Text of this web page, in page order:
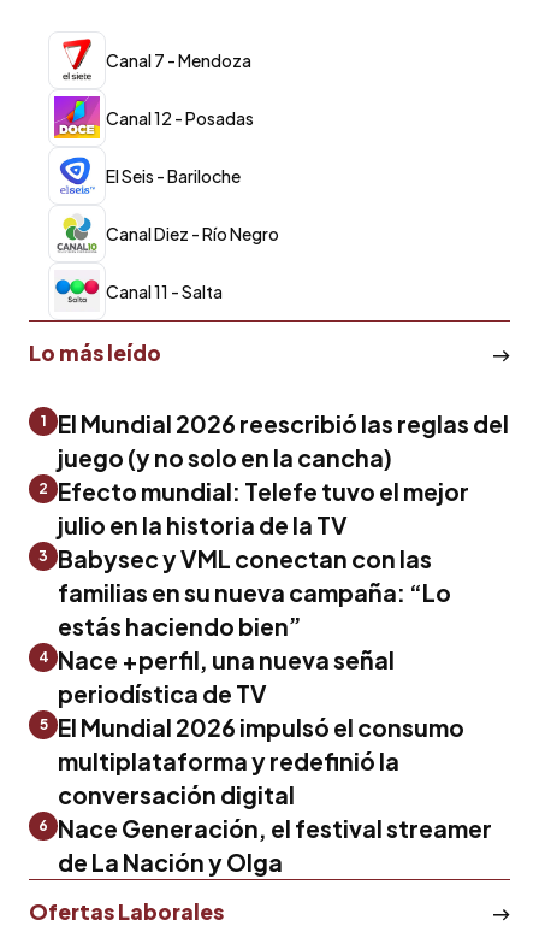
Canal 7 - Mendoza
Canal 12 - Posadas
El Seis - Bariloche
Canal Diez - Río Negro
Canal 11 - Salta
Lo más leído
1
El Mundial 2026 reescribió las reglas del
juego (y no solo en la cancha)
2
Efecto mundial: Telefe tuvo el mejor
julio en la historia de la TV
3
Babysec y VML conectan con las
familias en su nueva campaña: “Lo
estás haciendo bien”
4 Nace +perfil, una nueva señal
periodística de TV
5
El Mundial 2026 impulsó el consumo
multiplataforma y redefinió la
conversación digital
6
Nace Generación, el festival streamer
de La Nación y Olga
Ofertas Laborales